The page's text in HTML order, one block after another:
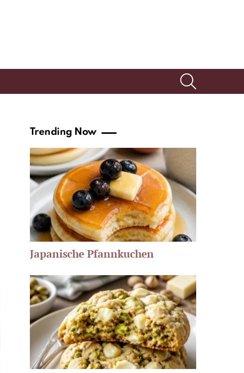
Trending Now
Japanische Pfannkuchen